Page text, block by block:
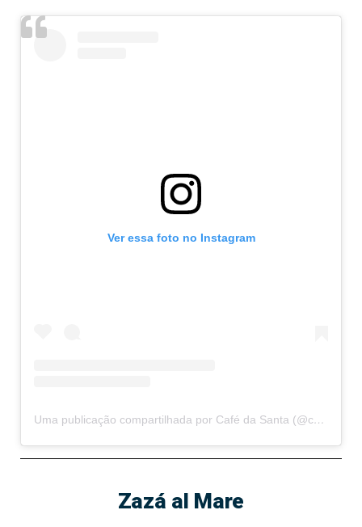
Ver essa foto no Instagram
Uma publicação compartilhada por Café da Santa (@cafedasanta)
Zazá al Mare